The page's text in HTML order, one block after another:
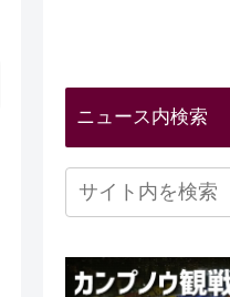
ニュース内検索